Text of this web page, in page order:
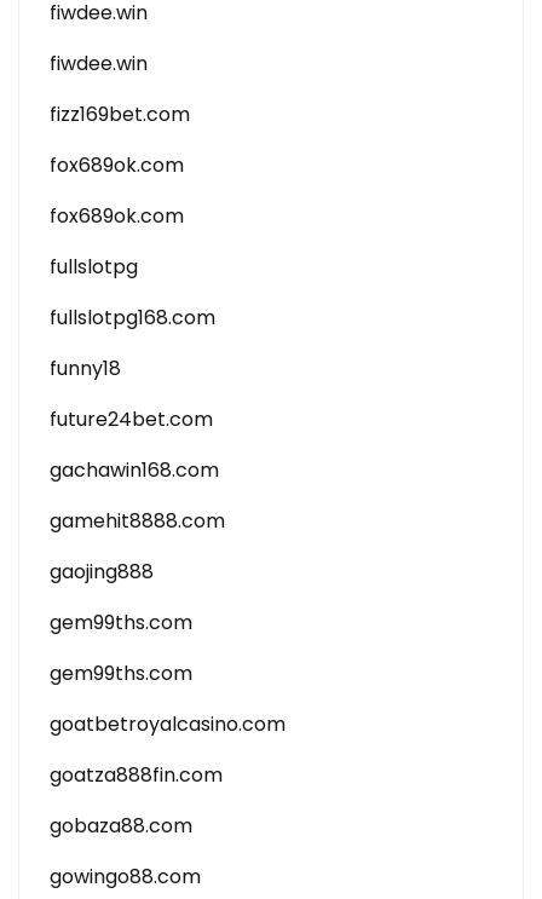
fiwdee.win
fiwdee.win
fizz169bet.com
fox689ok.com
fox689ok.com
fullslotpg
fullslotpg168.com
funny18
future24bet.com
gachawin168.com
gamehit8888.com
gaojing888
gem99ths.com
gem99ths.com
goatbetroyalcasino.com
goatza888fin.com
gobaza88.com
gowingo88.com